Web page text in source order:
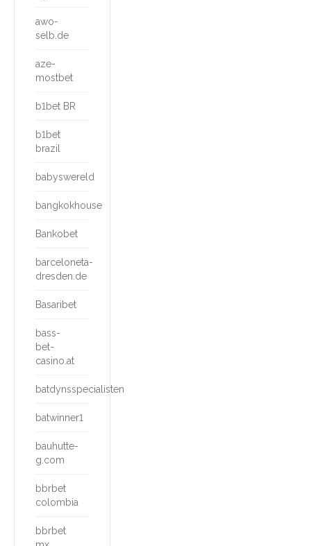
awo-
selb.de
aze-
mostbet
b1bet BR
b1bet
brazil
babyswereld
bangkokhouse
Bankobet
barceloneta-
dresden.de
Basaribet
bass-
bet-
casino.at
batdynsspecialisten
batwinner1
bauhutte-
g.com
bbrbet
colombia
bbrbet